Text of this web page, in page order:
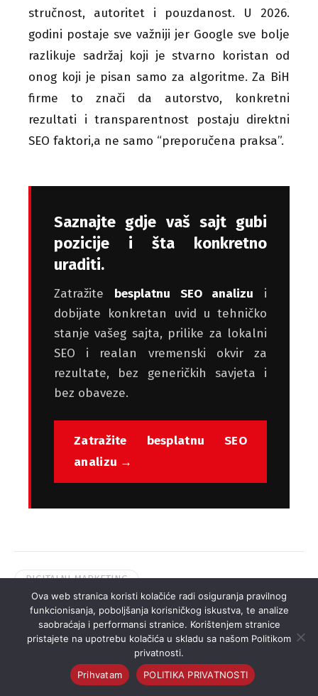
stručnost, autoritet i pouzdanost. U 2026.
godini postaje sve važniji jer Google sve bolje
razlikuje sadržaj koji je stvarno koristan od
onog koji je pisan samo za algoritme. Za BiH
firme to znači da autorstvo, konkretni
rezultati i transparentnost postaju direktni
SEO faktori,a ne samo “preporučena praksa”.
Saznajte gdje vaš sajt gubi
pozicije i šta konkretno
uraditi.
Zatražite besplatnu SEO analizu i
dobijate konkretan uvid u tehničko
stanje vašeg sajta, prilike za lokalni
SEO i realan vremenski okvir za
rezultate, bez generičkih savjeta i
bez obaveze.
Zatražite besplatnu SEO
analizu →
DIGITALNI MARKETING
IZRADA WEB STRANICA
ONLINE STRATEGIJA SEO OPTIMIZACIJA
Ova web stranica koristi kolačiće radi osiguranja pravilnog
funkcionisanja, poboljšanja korisničkog iskustva, te analize
saobraćaja i performansi stranice. Korištenjem stranice
pristajete na upotrebu kolačića u skladu sa našom Politikom
privatnosti.
Prihvatam
POLITIKA PRIVATNOSTI